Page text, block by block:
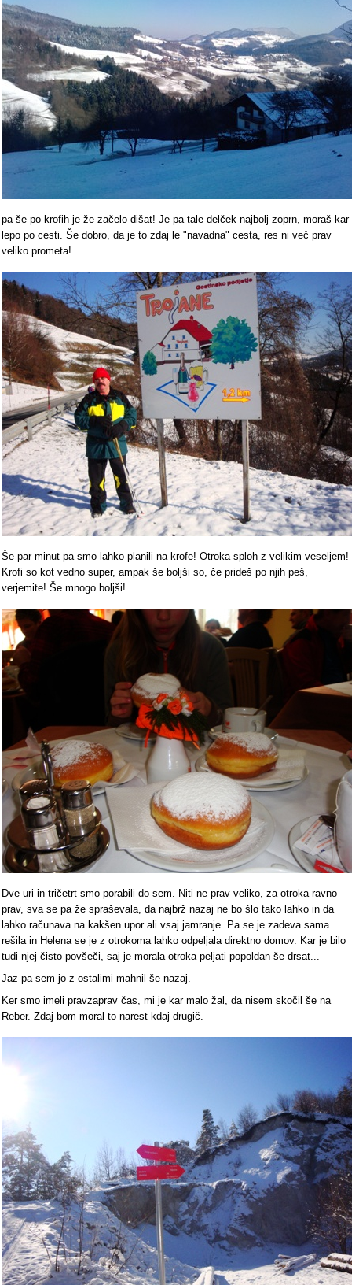
pa še po krofih je že začelo dišat! Je pa tale delček najbolj zoprn, moraš kar
lepo po cesti. Še dobro, da je to zdaj le "navadna" cesta, res ni več prav
veliko prometa!
Še par minut pa smo lahko planili na krofe! Otroka sploh z velikim veseljem!
Krofi so kot vedno super, ampak še boljši so, če prideš po njih peš,
verjemite! Še mnogo boljši!
Dve uri in tričetrt smo porabili do sem. Niti ne prav veliko, za otroka ravno
prav, sva se pa že spraševala, da najbrž nazaj ne bo šlo tako lahko in da
lahko računava na kakšen upor ali vsaj jamranje. Pa se je zadeva sama
rešila in Helena se je z otrokoma lahko odpeljala direktno domov. Kar je bilo
tudi njej čisto povšeči, saj je morala otroka peljati popoldan še drsat...
Jaz pa sem jo z ostalimi mahnil še nazaj.
Ker smo imeli pravzaprav čas, mi je kar malo žal, da nisem skočil še na
Reber. Zdaj bom moral to narest kdaj drugič.